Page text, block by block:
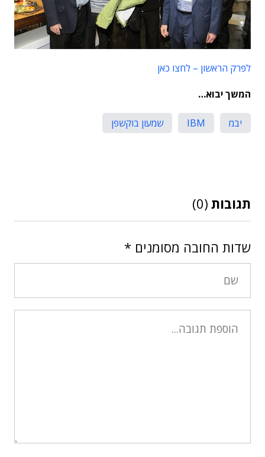
לפרק הראשון – לחצו כאן
המשך יבוא…
יבמ IBM שמעון בוקשפן
תגובות (0)
שדות החובה מסומנים *